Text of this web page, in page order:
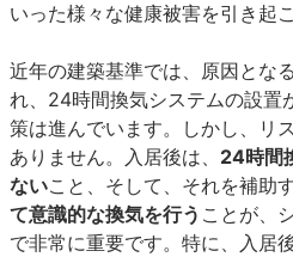
いった様々な健康被害を引き起
近年の建築基準では、原因とな
れ、24時間換気システムの設置
策は進んでいます。しかし、リ
ありません。入居後は、 24時間
ないこと、そして、それを補助
て意識的な換気を行う ことが、
で非常に重要です。特に、入居